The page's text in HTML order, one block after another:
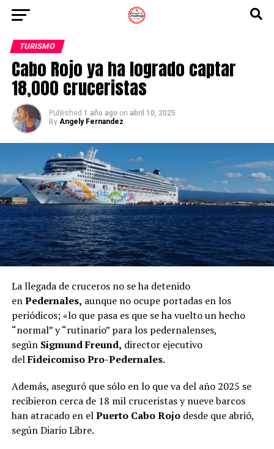
TURISMO
Cabo Rojo ya ha logrado captar
18,000 cruceristas
Published 1 año ago on abril 10, 2025
By Angely Fernandez
La llegada de cruceros no se ha detenido
enPedernales, aunque no ocupe portadas en los
periódicos; «lo que pasa es que se ha vuelto un hecho
“normal” y “rutinario” para los pedernalenses,
segúnSigmund Freund, director ejecutivo
delFideicomiso Pro-Pedernales.
Además, aseguró que sólo en lo que va del año 2025 se
recibieron cerca de 18 mil cruceristas y nueve barcos
han atracado en elPuerto Cabo Rojodesde que abrió,
según Diario Libre.